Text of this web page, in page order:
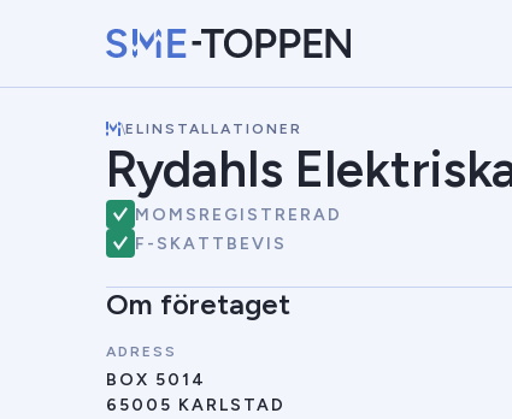
\ELINSTALLATIONER
Rydahls
MOMSREGISTRERAD
F-SKATTBEVIS
Om företaget
ADRESS
BOX 5014
65005 KARLSTAD